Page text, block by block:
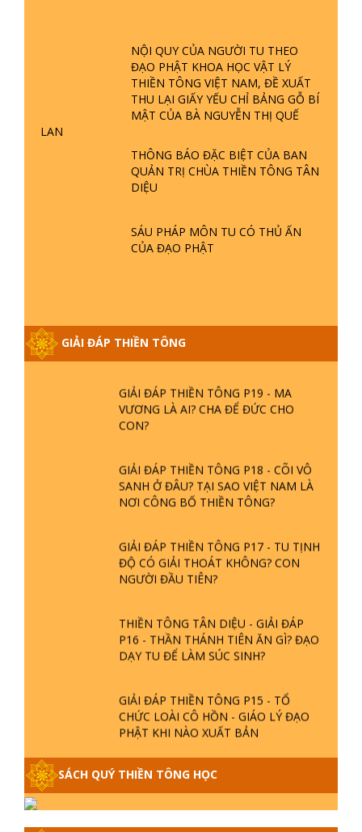
NỘI QUY CỦA NGƯỜI TU THEO
ĐẠO PHẬT KHOA HỌC VẬT LÝ
THIỀN TÔNG VIỆT NAM, ĐỀ XUẤT
THU LẠI GIẤY YẾU CHỈ BẢNG GỖ BÍ
MẬT CỦA BÀ NGUYỄN THỊ QUẾ
LAN
THÔNG BÁO ĐẶC BIỆT CỦA BAN
QUẢN TRỊ CHÙA THIỀN TÔNG TÂN
DIỆU
SÁU PHÁP MÔN TU CÓ THỦ ẤN
CỦA ĐẠO PHẬT
GIẢI ĐÁP THIỀN TÔNG
TĂNG? | TTTD
GIẢI ĐÁP THIỀN TÔNG ĐẶC BIỆT P22
- TẠI SAO TRÁI ĐẤT NHIỀU THIÊN TAI
- LŨ LỤT - HỎA HOẠN | TTTD
GIẢI ĐÁP THIỀN TÔNG ĐẶC BIỆT P21
- TẠI SAO ĐỨC PHẬT BƯỚC ĐI 7
BƯỚC TRÊN HOA SEN ? | TTTD
GIẢI ĐÁP VỀ LỄ TIỄN THIỀN TÔNG SƯ
NGỌC LÂM VỀ PHẬT GIỚI
PHẦN 20 - BÁC NGUYỄN NHÂN LÀ AI?
PHIỀN NÃO DO ĐÂU MÀ CÓ?
GIẢI ĐÁP THIỀN TÔNG P19 - MA
VƯƠNG LÀ AI? CHA ĐỂ ĐỨC CHO
CON?
GIẢI ĐÁP THIỀN TÔNG P18 - CÕI VÔ
SANH Ở ĐÂU? TẠI SAO VIỆT NAM LÀ
NƠI CÔNG BỐ THIỀN TÔNG?
GIẢI ĐÁP THIỀN TÔNG P17 - TU TỊNH
ĐỘ CÓ GIẢI THOÁT KHÔNG? CON
NGƯỜI ĐẦU TIÊN?
THIỀN TÔNG TÂN DIỆU - GIẢI ĐÁP
P16 - THẦN THÁNH TIÊN ĂN GÌ? ĐẠO
DẠY TU ĐỂ LÀM SÚC SINH?
GIẢI ĐÁP THIỀN TÔNG P15 - TỔ
CHỨC LOÀI CÔ HỒN - GIÁO LÝ ĐẠO
PHẬT KHI NÀO XUẤT BẢN
GIẢI ĐÁP THIỀN TÔNG ĐẶC BIỆT -
P14 - NGUỒN GỐC ÂM LỊCH DƯƠNG
SÁCH QUÝ THIỀN TÔNG HỌC